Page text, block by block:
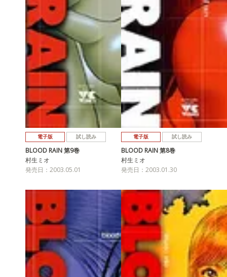
電子版 試し読み
BLOOD RAIN 第9巻
村生ミオ
発売日：2003.05.01
電子版 試し読み
BLOOD RAIN 第8巻
村生ミオ
発売日：2003.01.30